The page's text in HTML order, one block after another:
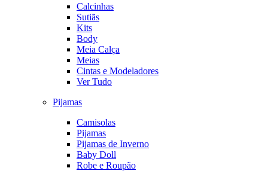
Calcinhas
Sutiãs
Kits
Body
Meia Calça
Meias
Cintas e Modeladores
Ver Tudo
Pijamas
Camisolas
Pijamas
Pijamas de Inverno
Baby Doll
Robe e Roupão